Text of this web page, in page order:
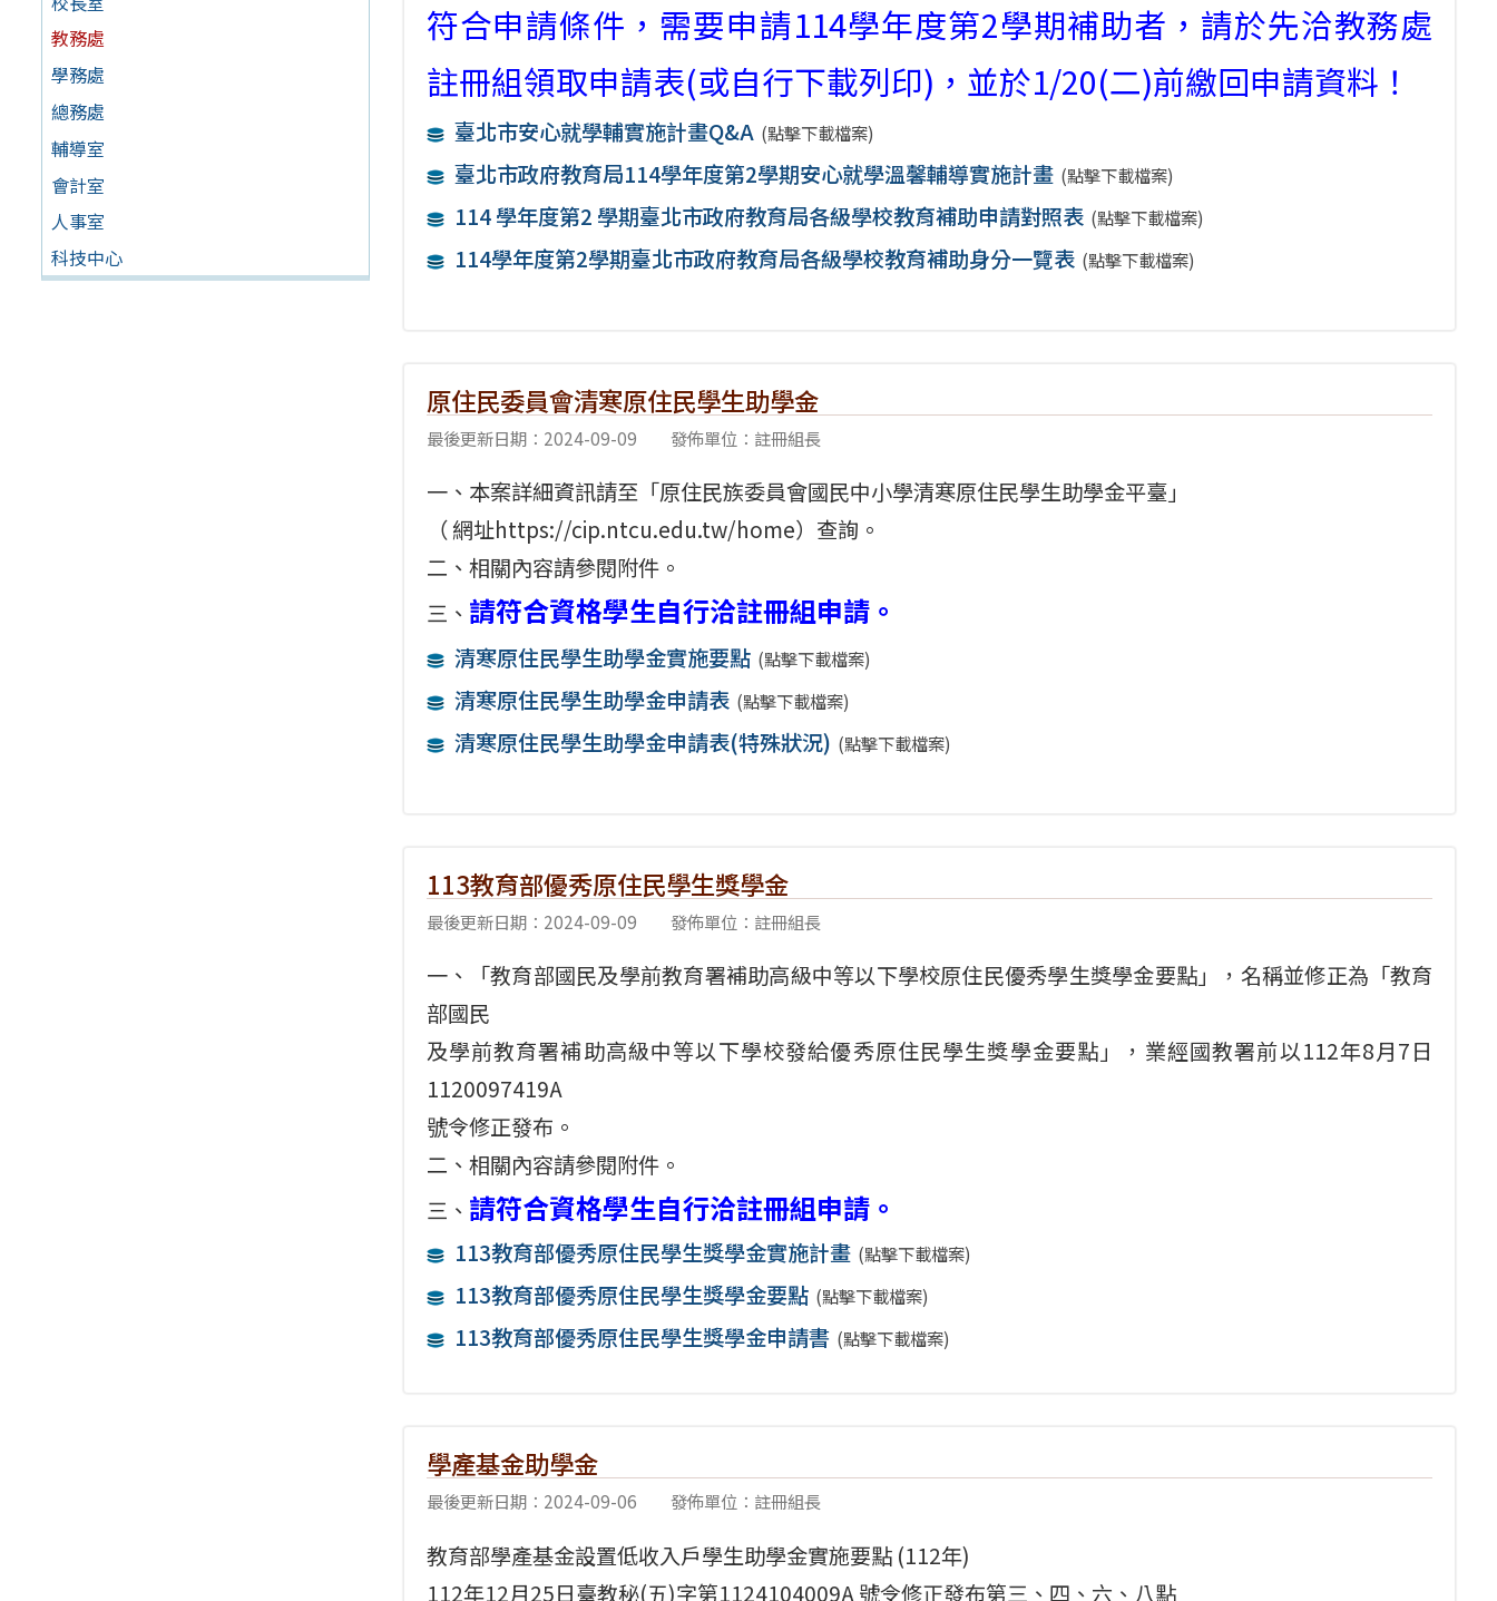
教務處
學務處
總務處
輔導室
會計室
人事室
科技中心
符合申請條件，需要申請114學年度第2學期補助者，請於先洽教務處
註冊組領取申請表(或自行下載列印)，並於1/20(二)前繳回申請資料！
臺北市安心就學輔實施計畫Q&A (點擊下載檔案)
臺北市政府教育局114學年度第2學期安心就學溫馨輔導實施計畫 (點擊下載檔案)
114 學年度第2 學期臺北市政府教育局各級學校教育補助申請對照表 (點擊下載檔案)
114學年度第2學期臺北市政府教育局各級學校教育補助身分一覽表 (點擊下載檔案)
原住民委員會清寒原住民學生助學金
最後更新日期：2024-09-09 發佈單位：註冊組長
一、本案詳細資訊請至「原住民族委員會國民中小學清寒原住民學生助學金平臺」
（ 網址https://cip.ntcu.edu.tw/home）查詢。
二、相關內容請參閱附件。
三、 請符合資格學生自行洽註冊組申請。
清寒原住民學生助學金實施要點 (點擊下載檔案)
清寒原住民學生助學金申請表 (點擊下載檔案)
清寒原住民學生助學金申請表(特殊狀況) (點擊下載檔案)
113教育部優秀原住民學生獎學金
最後更新日期：2024-09-09 發佈單位：註冊組長
一、「教育部國民及學前教育署補助高級中等以下學校原住民優秀學生獎學金要點」，名稱並修正為「教育
部國民
及學前教育署補助高級中等以下學校發給優秀原住民學生獎學金要點」，業經國教署前以112年8月7日
1120097419A
號令修正發布。
二、相關內容請參閱附件。
三、 請符合資格學生自行洽註冊組申請。
113教育部優秀原住民學生獎學金實施計畫 (點擊下載檔案)
113教育部優秀原住民學生獎學金要點 (點擊下載檔案)
113教育部優秀原住民學生獎學金申請書 (點擊下載檔案)
學產基金助學金
最後更新日期：2024-09-06 發佈單位：註冊組長
教育部學產基金設置低收入戶學生助學金實施要點 (112年)
112年12月25日臺教秘(五)字第1124104009A 號令修正發布第三、四、六、八點